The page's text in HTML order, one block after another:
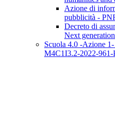
Azione di
pubblicità -
Decreto di
Next
Scuola 4.0 -Azione
M4C1I3.2-2022-961-